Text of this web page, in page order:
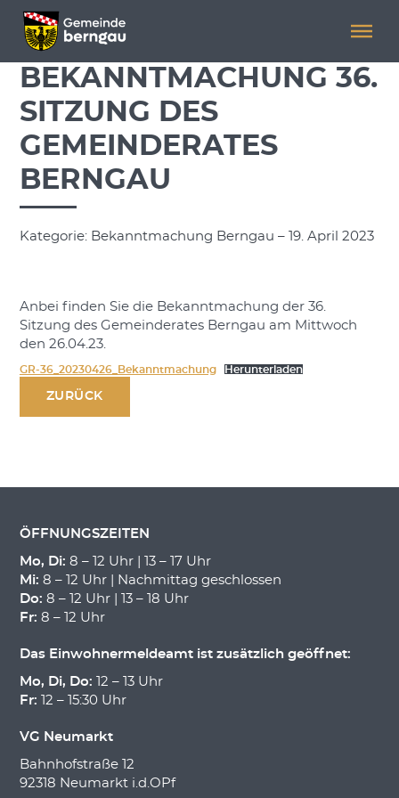
Menü überspringen
Menü überspringen
BEKANNTMACHUNG 36.
SITZUNG DES
GEMEINDERATES
BERNGAU
Kategorie: Bekanntmachung Berngau – 19. April 2023
Anbei finden Sie die Bekanntmachung der 36.
Sitzung des Gemeinderates Berngau am Mittwoch
den 26.04.23.
GR-36_20230426_Bekanntmachung Herunterladen
ZURÜCK
ÖFFNUNGSZEITEN
Mo, Di: 8 – 12 Uhr | 13 – 17 Uhr
Mi: 8 – 12 Uhr | Nachmittag geschlossen
Do: 8 – 12 Uhr | 13 – 18 Uhr
Fr: 8 – 12 Uhr
Das Einwohnermeldeamt ist zusätzlich geöffnet:
Mo, Di, Do: 12 – 13 Uhr
Fr: 12 – 15:30 Uhr
VG Neumarkt
Bahnhofstraße 12
92318 Neumarkt i.d.OPf